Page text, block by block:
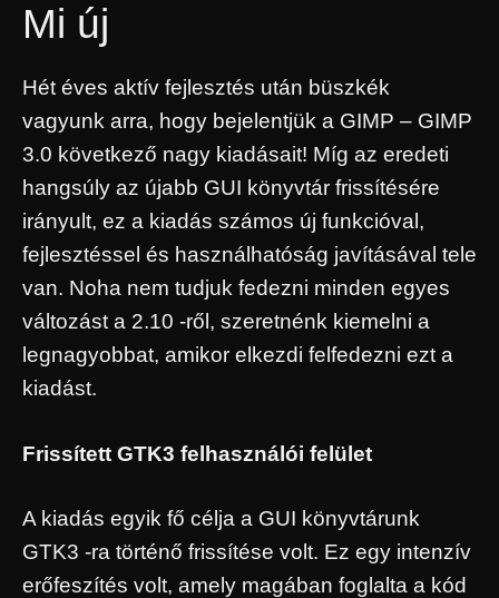
Mi új
Hét éves aktív fejlesztés után büszkék
vagyunk arra, hogy bejelentjük a GIMP – GIMP
3.0 következő nagy kiadásait! Míg az eredeti
hangsúly az újabb GUI könyvtár frissítésére
irányult, ez a kiadás számos új funkcióval,
fejlesztéssel és használhatóság javításával tele
van. Noha nem tudjuk fedezni minden egyes
változást a 2.10 -ről, szeretnénk kiemelni a
legnagyobbat, amikor elkezdi felfedezni ezt a
kiadást.
Frissített GTK3 felhasználói felület
A kiadás egyik fő célja a GUI könyvtárunk
GTK3 -ra történő frissítése volt. Ez egy intenzív
erőfeszítés volt, amely magában foglalta a kód